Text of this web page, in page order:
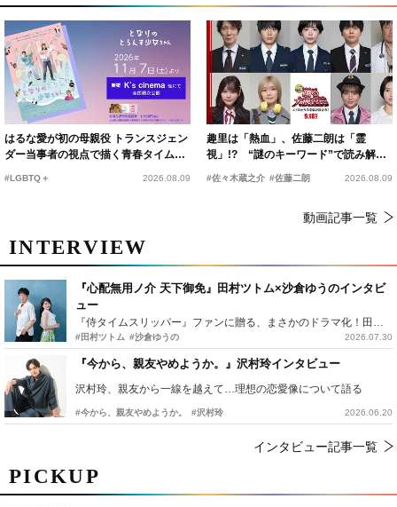
PICKUP
はるな愛が初の母親役 トランスジェン
ダー当事者の視点で描く青春タイムス
#LGBTQ＋ 2026.08.09
趣里は「熱血」、佐藤二朗は「霊
視」!? “謎のキーワード”で読み解く
『踊る大捜査線 N.E.W.』新メンバー
#佐々木蔵之介 #佐藤二朗 2026.08.09
動画記事一覧
INTERVIEW
『心配無用ノ介 天下御免』田村ツトム×沙倉ゆうのインタビ
ュー
『侍タイムスリッパー』ファンに贈る、まさかのドラマ化！田村ツトム×沙倉ゆうのが語る『心配無用ノ介』撮影秘話
#田村ツトム #沙倉ゆうの 2026.07.30
『今から、親友やめようか。』沢村玲インタビュー
沢村玲、親友から一線を越えて…理想の恋愛像について語る
#今から、親友やめようか。 #沢村玲 2026.06.20
インタビュー記事一覧